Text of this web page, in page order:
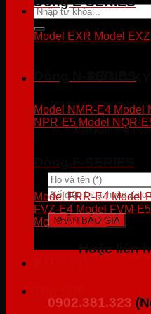
Tìm
kiếm:
Vui lòng để lại thông
trực tiếp để báo giá
bạn kèm theo
Hoặc liên
0902.381.323
Model EXR Model EXZ
Model NMR-E4 Model
NPR-E5 Model NQR-
Model FRR-E4 Model
FVZ-E4 Model FVM-E5
Model FVZ-E5